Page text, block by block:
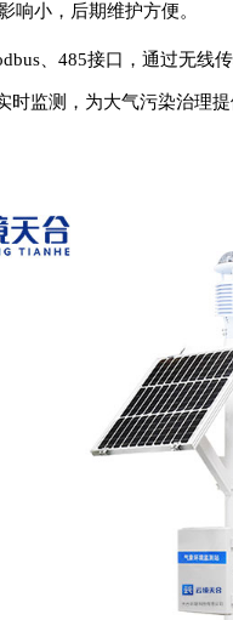
响小，后期维护方便。
、485接口，通过无线
监测，为大气污染治理提